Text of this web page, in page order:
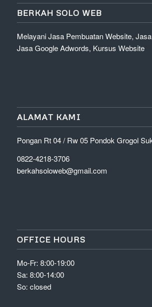
BERKAH SOLO WEB
Melayani Jasa Pembuatan Website,
Jasa Google Adwords, Kursus Website
ALAMAT KAMI
Pongan Rt 04 / Rw 05 Pondok Grogol
0822-4218-3706
berkahsoloweb@gmail.com
OFFICE HOURS
Mo-Fr: 8:00-19:00
Sa: 8:00-14:00
So: closed